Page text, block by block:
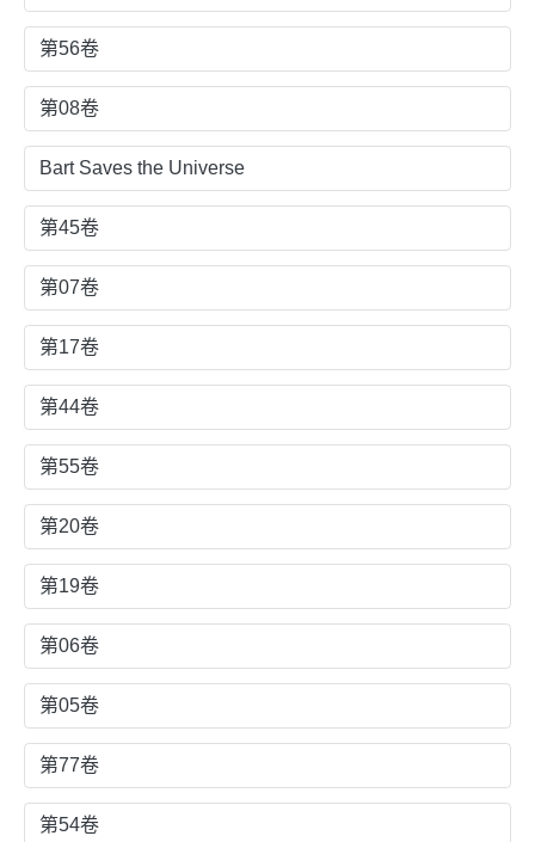
第56卷
第08卷
Bart Saves the Universe
第45卷
第07卷
第17卷
第44卷
第55卷
第20卷
第19卷
第06卷
第05卷
第77卷
第54卷